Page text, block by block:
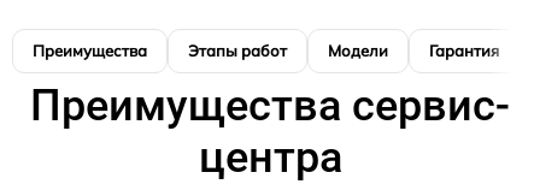
Преимущества Этапы работ Модели Гарантия
Преимущества сервис-
центра